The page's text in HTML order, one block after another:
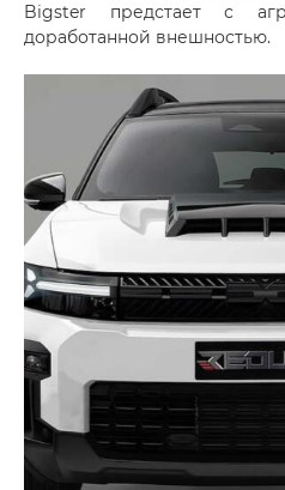
Bigster предстает с
доработанной внешностью.